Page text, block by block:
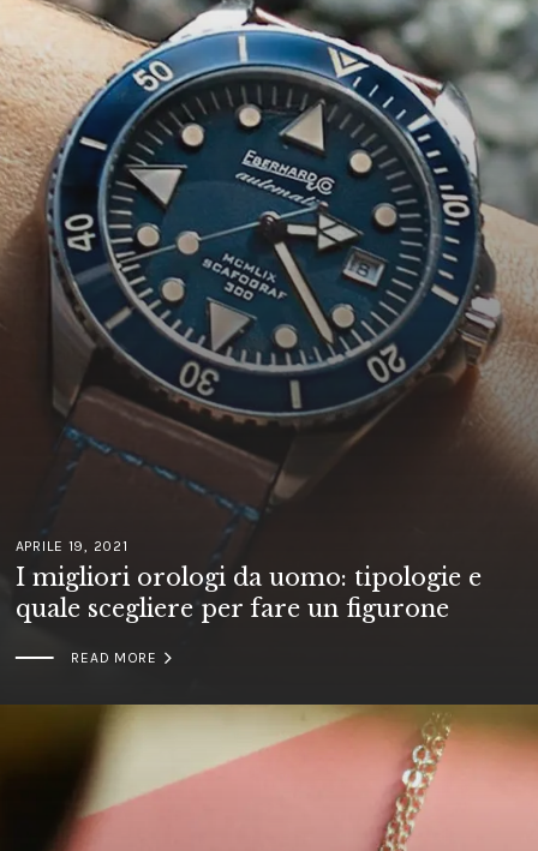
I migliori orologi da uomo: tipologie e
quale scegliere per fare un figurone
APRILE 19, 2021
READ MORE 